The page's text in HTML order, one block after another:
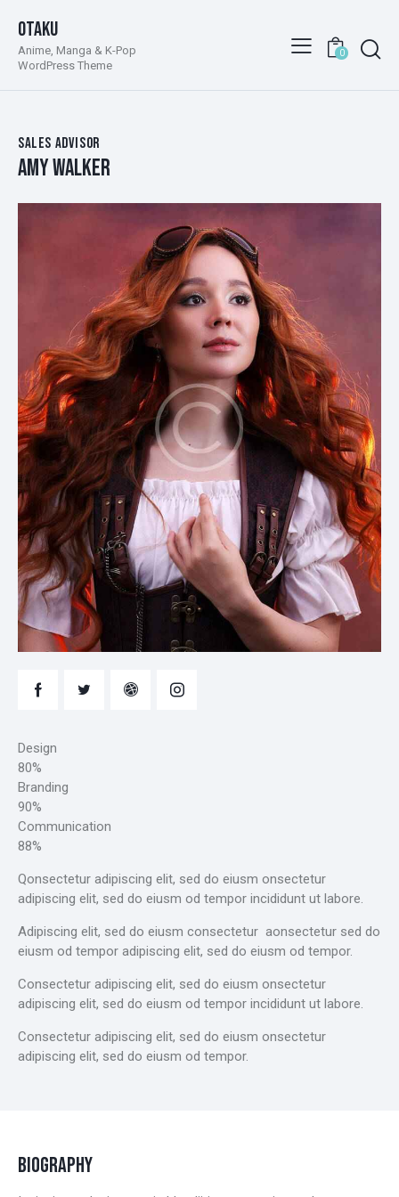
Otaku
Anime, Manga & K-Pop
WordPress Theme
0
SALES ADVISOR
AMY WALKER
Design
80%
Branding
90%
Communication
88%
Qonsectetur adipiscing elit, sed do eiusm onsectetur
adipiscing elit, sed do eiusm od tempor incididunt ut labore.
Adipiscing elit, sed do eiusm consectetur aonsectetur sed do
eiusm od tempor adipiscing elit, sed do eiusm od tempor.
Consectetur adipiscing elit, sed do eiusm onsectetur
adipiscing elit, sed do eiusm od tempor incididunt ut labore.
Consectetur adipiscing elit, sed do eiusm onsectetur
adipiscing elit, sed do eiusm od tempor.
BIOGRAPHY